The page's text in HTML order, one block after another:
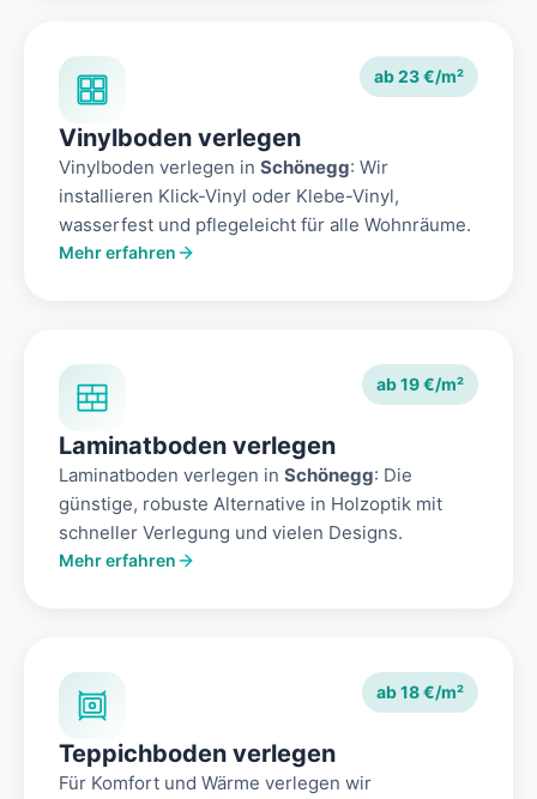
ab 23 €/m²
Vinylboden verlegen
Vinylboden verlegen in Schönegg: Wir
installieren Klick-Vinyl oder Klebe-Vinyl,
wasserfest und pflegeleicht für alle Wohnräume.
Mehr erfahren
ab 19 €/m²
Laminatboden verlegen
Laminatboden verlegen in Schönegg: Die
günstige, robuste Alternative in Holzoptik mit
schneller Verlegung und vielen Designs.
Mehr erfahren
ab 18 €/m²
Teppichboden verlegen
Für Komfort und Wärme verlegen wir